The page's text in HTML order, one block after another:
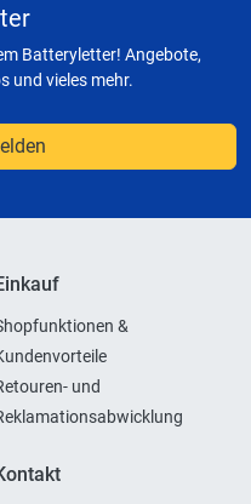
Batteryletter! Angebote,
und vieles mehr.
&
und